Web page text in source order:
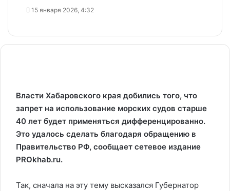
15 января 2026, 4:32
Власти Хабаровского края добились того, что
запрет на использование морских судов старше
40 лет будет применяться дифференцированно.
Это удалось сделать благодаря обращению в
Правительство РФ, сообщает сетевое издание
PROkhab.ru.
Так, сначала на эту тему высказался Губернатор